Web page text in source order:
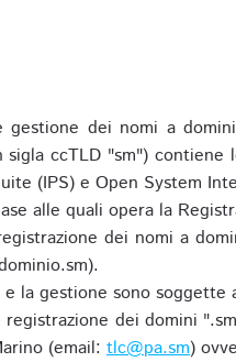
gestione dei nomi a
ccTLD "sm")
(IPS) e Open System
alle quali opera la
dei nomi a
la gestione sono
dei domini
(email: tlc@pa.sm)